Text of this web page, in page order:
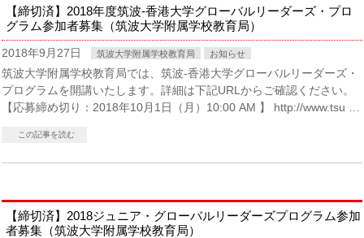
【締切済】2018年度筑波-香港大学グローバルリーダーズ・プロ
グラム参加者募集（筑波大学附属学校教育局）
2018年9月27日 筑波大学附属学校教育局 お知らせ
筑波大学附属学校教育局では、筑波-香港大学グローバルリーダーズ・
プログラムを開講いたします。詳細は下記URLからご確認ください。
【応募締め切り：2018年10月1日（月）10:00 AM 】 http://www.tsu …
この記事を読む
【締切済】2018ジュニア・グローバルリーダーズプログラム参加
者募集（筑波大学附属学校教育局）